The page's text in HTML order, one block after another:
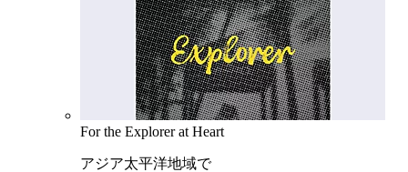
For the Explorer at Heart
アジア太平洋地域で